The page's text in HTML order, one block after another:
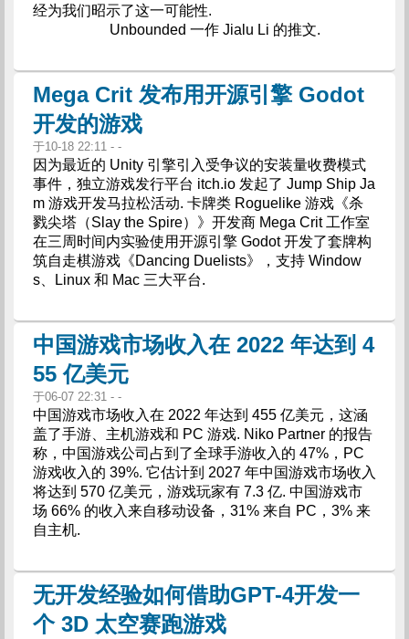
经为我们昭示了这一可能性.
Unbounded 一作 Jialu Li 的推文.
Mega Crit 发布用开源引擎 Godot
开发的游戏
于10-18 22:11 - -
因为最近的 Unity 引擎引入受争议的安装量收费模式
事件，独立游戏发行平台 itch.io 发起了 Jump Ship Ja
m 游戏开发马拉松活动. 卡牌类 Roguelike 游戏《杀
戮尖塔（Slay the Spire）》开发商 Mega Crit 工作室
在三周时间内实验使用开源引擎 Godot 开发了套牌构
筑自走棋游戏《Dancing Duelists》，支持 Window
s、Linux 和 Mac 三大平台.
中国游戏市场收入在 2022 年达到 4
55 亿美元
于06-07 22:31 - -
中国游戏市场收入在 2022 年达到 455 亿美元，这涵
盖了手游、主机游戏和 PC 游戏. Niko Partner 的报告
称，中国游戏公司占到了全球手游收入的 47%，PC
游戏收入的 39%. 它估计到 2027 年中国游戏市场收入
将达到 570 亿美元，游戏玩家有 7.3 亿. 中国游戏市
场 66% 的收入来自移动设备，31% 来自 PC，3% 来
自主机.
无开发经验如何借助GPT-4开发一
个 3D 太空赛跑游戏